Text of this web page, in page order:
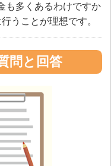
も多くあるわけですか
うことが理想です。
問と回答